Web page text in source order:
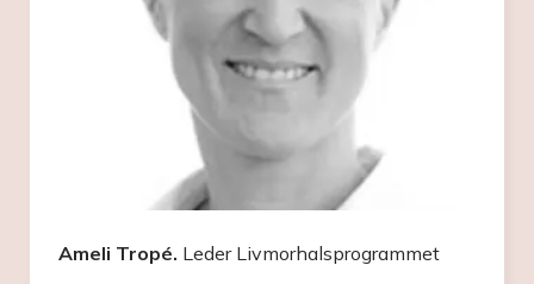
Ameli Tropé. Leder Livmorhalsprogrammet